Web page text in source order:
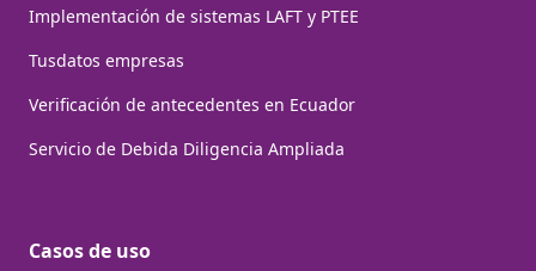
Implementación de sistemas LAFT y PTEE
Tusdatos empresas
Verificación de antecedentes en Ecuador
Servicio de Debida Diligencia Ampliada
Casos de uso